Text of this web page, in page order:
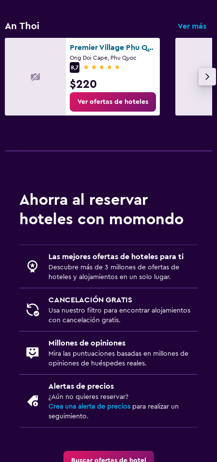
An Thoi Ver más
Premier Village Phu Quoc Resort - Managed by Accor
Ong Doi Cape, Phu Quoc
8,7
5 estrellas
$220
Ver ofertas de hoteles
Ahorra al reservar
hoteles con momondo
Las mejores ofertas de hoteles para ti
Descubre más de 3 millones de ofertas de
hoteles y alojamientos en un solo lugar.
CANCELACIÓN GRATIS
Usa nuestro filtro para encontrar alojamientos
con cancelación gratis.
Millones de opiniones
Mira las puntuaciones basadas en millones de
opiniones de huéspedes reales.
Alertas de precios
¿Aún no quieres reservar?
Crea una alerta de precios para realizar un
seguimiento.
Buscar ofertas de hotel